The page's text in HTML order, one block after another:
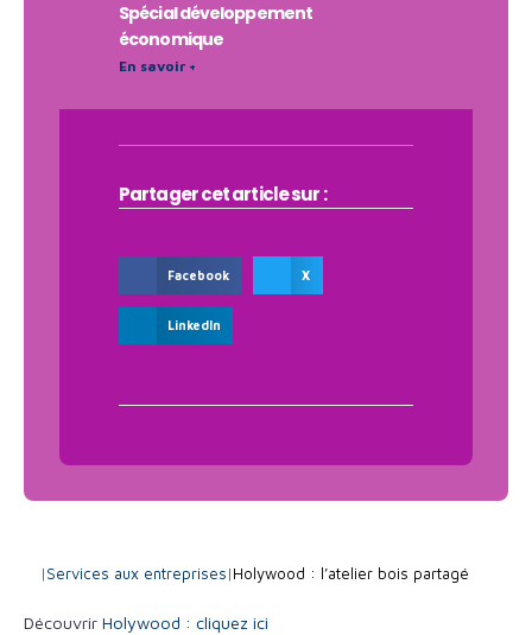
Spécial développement
économique
En savoir +
Partager cet article sur :
Facebook X
LinkedIn
|Services aux entreprises|Holywood : l’atelier bois partagé
Découvrir Holywood : cliquez ici